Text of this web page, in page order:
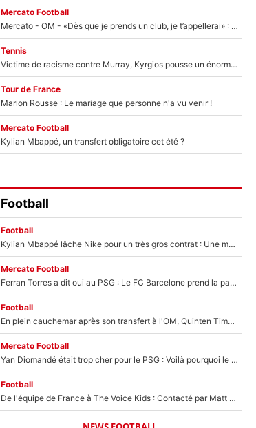
Mercato Football
Mercato - OM - «Dès que je prends un club, je t’appellerai» : La promesse de Marcelino au moment de claquer la porte
Tennis
Victime de racisme contre Murray, Kyrgios pousse un énorme coup de gueule !
Tour de France
Marion Rousse : Le mariage que personne n'a vu venir !
Mercato Football
Kylian Mbappé, un transfert obligatoire cet été ?
Football
Football
Kylian Mbappé lâche Nike pour un très gros contrat : Une marque «inattendue» va frapper très fort
Mercato Football
Ferran Torres a dit oui au PSG : Le FC Barcelone prend la parole alors qu'un transfert de l'attaquant espagnol prend forme
Football
En plein cauchemar après son transfert à l'OM, Quinten Timber raconte ses doutes après sa signature à Marseille
Mercato Football
Yan Diomandé était trop cher pour le PSG : Voilà pourquoi le Real Madrid a accepté de payer la somme record de 140M€ pour boucler son transfert !
Football
De l'équipe de France à The Voice Kids : Contacté par Matt Pokora, Kylian Mbappé a accepté de jouer un rôle inédit sur TF1 !